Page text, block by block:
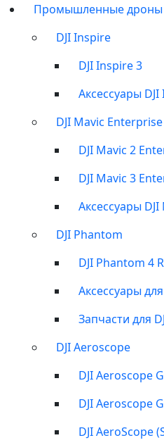
Промышленные дроны
DJI Inspire
DJI Inspire 3
Аксессуары
DJI Mavic Enterprise
DJI Mavic 2
DJI Mavic 3
Аксессуары
DJI Phantom
DJI Phantom 4
Аксессуары
Запчасти для
DJI Aeroscope
DJI Aeroscope
DJI Aeroscope
DJI AeroScope